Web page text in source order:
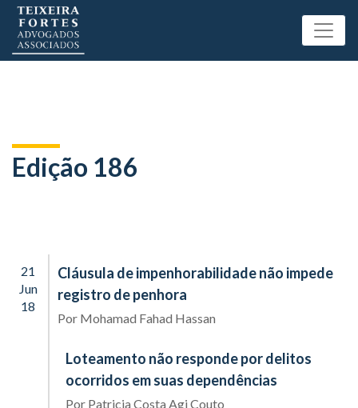
Edição 186
21
Jun
18
Cláusula de impenhorabilidade não impede
registro de penhora
Por Mohamad Fahad Hassan
Loteamento não responde por delitos
ocorridos em suas dependências
Por Patricia Costa Agi Couto